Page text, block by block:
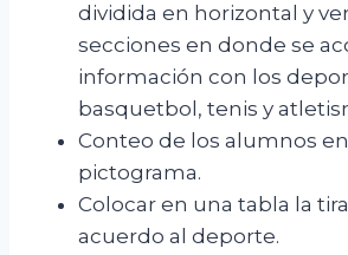
dividida en horizontal y
secciones en donde se
información con los
basquetbol, tenis y
Conteo de los alumnos en
pictograma.
Colocar en una tabla la
acuerdo al deporte.